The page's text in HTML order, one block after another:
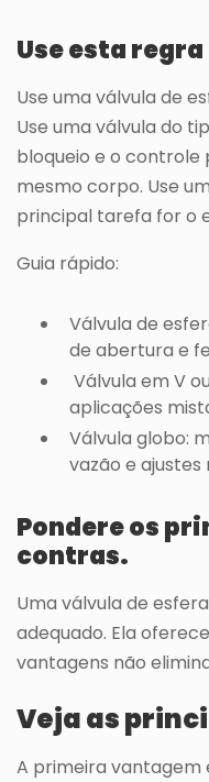
Use esta
Use uma válvula de
Use uma válvula do
bloqueio e o
mesmo corpo. Use
principal tarefa for o
Guia rápido:
Válvula de
de abertura e
Válvula em V
aplicações
Válvula globo:
vazão e ajustes
Pondere os
contras.
Uma válvula de
adequado. Ela
vantagens não
Veja as
A primeira vantagem